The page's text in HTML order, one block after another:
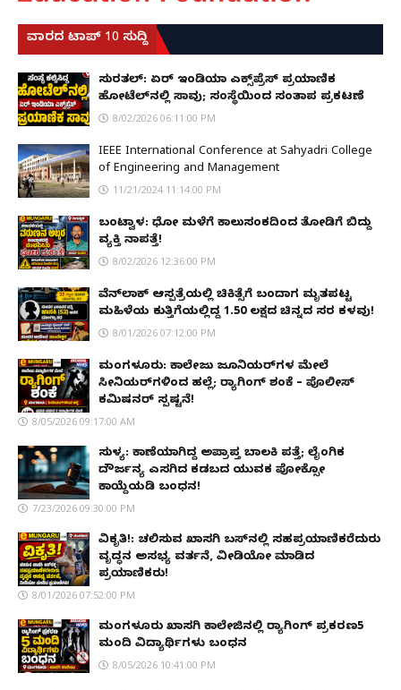
ವಾರದ ಟಾಪ್ 10 ಸುದ್ದಿ
ಸುರತ್ಕಲ್: ಏರ್ ಇಂಡಿಯಾ ಎಕ್ಸ್‌ಪ್ರೆಸ್ ಪ್ರಯಾಣಿಕ
ಹೋಟೆಲ್‌ನಲ್ಲಿ ಸಾವು; ಸಂಸ್ಥೆಯಿಂದ ಸಂತಾಪ ಪ್ರಕಟಣೆ
8/02/2026 06:11:00 PM
IEEE International Conference at Sahyadri College
of Engineering and Management
11/21/2024 11:14:00 PM
ಬಂಟ್ವಾಳ: ಧೋ ಮಳೆಗೆ ಕಾಲುಸಂಕದಿಂದ ತೋಡಿಗೆ ಬಿದ್ದು
ವ್ಯಕ್ತಿ ನಾಪತ್ತೆ!
8/02/2026 12:36:00 PM
ವೆನ್‌ಲಾಕ್ ಆಸ್ಪತ್ರೆಯಲ್ಲಿ ಚಿಕಿತ್ಸೆಗೆ ಬಂದಾಗ ಮೃತಪಟ್ಟ
ಮಹಿಳೆಯ ಕುತ್ತಿಗೆಯಲ್ಲಿದ್ದ ₹1.50 ಲಕ್ಷದ ಚಿನ್ನದ ಸರ ಕಳವು!
8/01/2026 07:12:00 PM
ಮಂಗಳೂರು: ಕಾಲೇಜು ಜೂನಿಯರ್‌ಗಳ ಮೇಲೆ
ಸೀನಿಯರ್‌ಗಳಿಂದ ಹಲ್ಲೆ; ರ‌್ಯಾಗಿಂಗ್ ಶಂಕೆ – ಪೊಲೀಸ್
ಕಮಿಷನರ್ ಸ್ಪಷ್ಟನೆ!
8/05/2026 09:17:00 AM
ಸುಳ್ಯ: ಕಾಣೆಯಾಗಿದ್ದ ಅಪ್ರಾಪ್ತ ಬಾಲಕಿ ಪತ್ತೆ; ಲೈಂಗಿಕ
ದೌರ್ಜನ್ಯ ಎಸಗಿದ ಕಡಬದ ಯುವಕ ಪೋಕ್ಸೋ
ಕಾಯ್ದೆಯಡಿ ಬಂಧನ!
7/23/2026 09:30:00 PM
ವಿಕೃತಿ!: ಚಲಿಸುವ ಖಾಸಗಿ ಬಸ್‌ನಲ್ಲಿ ಸಹಪ್ರಯಾಣಿಕರೆದುರು
ವೃದ್ಧನ ಅಸಭ್ಯ ವರ್ತನೆ, ವೀಡಿಯೋ ಮಾಡಿದ
ಪ್ರಯಾಣಿಕರು!
8/01/2026 07:52:00 PM
ಮಂಗಳೂರು ಖಾಸಗಿ ಕಾಲೇಜಿನಲ್ಲಿ ರ‌್ಯಾಗಿಂಗ್ ಪ್ರಕರಣ5
ಮಂದಿ ವಿದ್ಯಾರ್ಥಿಗಳು ಬಂಧನ
8/05/2026 10:41:00 PM